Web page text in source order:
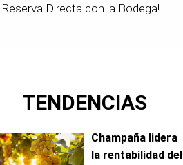
¡Reserva Directa con la Bodega!
TENDENCIAS
Champaña lidera
la rentabilidad del